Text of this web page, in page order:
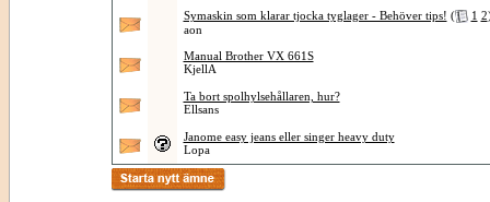
Symaskin som klarar tjocka tyglager - Behöver tips! ( 1 2
aon
Manual Brother VX 661S
KjellA
Ta bort spolhylsehållaren, hur?
Ellsans
Janome easy jeans eller singer heavy duty
Lopa